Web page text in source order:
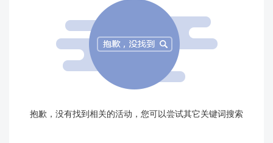
抱歉，没有找到相关的活动，您可以尝试其它关键词搜索